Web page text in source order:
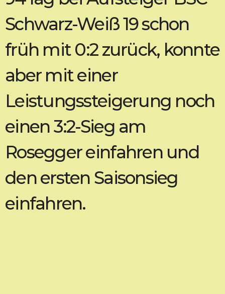
Schwarz-Weiß 19 schon
früh mit 0:2 zurück, konnte
aber mit einer
Leistungssteigerung noch
einen 3:2-Sieg am
Rosegger einfahren und
den ersten Saisonsieg
einfahren.